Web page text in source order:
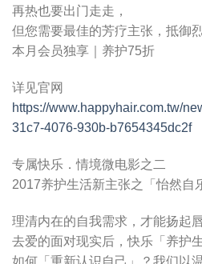
再热也要出门走走，
但您需要最佳的芳疗主张，抵御
本月会员独享｜养护75折
详见官网
https://www.happyhair.com.tw/
31c7-4076-930b-b7654345dc2f
专属快乐．情境微电影之二
2017养护生活新主张之「怡然自
理清内在的自我需求，才能扬起
去爱的面对现实后，快乐「养护
如何「重新认识自己」？我们以